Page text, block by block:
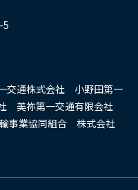
5
交通株式会社 小野田第一
美祢第一交通有限会社
事業協同組合 株式会社